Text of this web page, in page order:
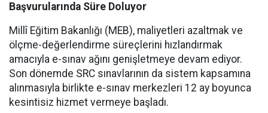
Başvurularında Süre Doluyor
Millî Eğitim Bakanlığı (MEB), maliyetleri azaltmak ve
ölçme-değerlendirme süreçlerini hızlandırmak
amacıyla e-sınav ağını genişletmeye devam ediyor.
Son dönemde SRC sınavlarının da sistem kapsamına
alınmasıyla birlikte e-sınav merkezleri 12 ay boyunca
kesintisiz hizmet vermeye başladı.